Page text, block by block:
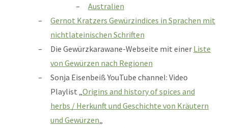
Australien
Gernot Kratzers Gewürzindices in Sprachen mit
nicht­lateinischen Schriften
Die Gewürzkarawane-Webseite mit einer Liste
von Gewürzen nach Regionen
Sonja Eisenbeiß YouTube channel: Video
Playlist „ Origins and history of spices and
herbs / Herkunft und Geschichte von Kräutern
und Gewürzen